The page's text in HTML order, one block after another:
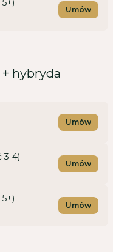
Umów
hybryda
Umów
3-4)
Umów
Umów